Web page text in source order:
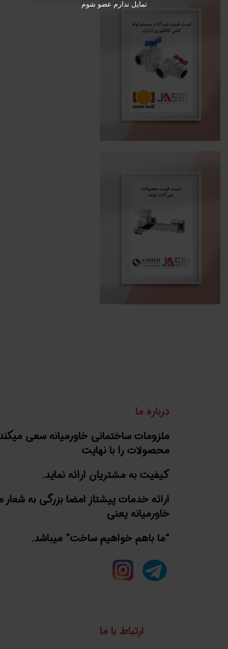
درباره ما
ملزومات ساختمانی خاورمیانه سعی
محصولات را با نهایت
کیفیت به مشتریان ارائه نماید.
ارائه خدمات پیشتاز امضا بزرگی به شعار
خاورمیانه یعنی
“ما باهم خواهیم ساخت” میباشد.
ارتباط با ما
تمایل ندارم عضو شوم